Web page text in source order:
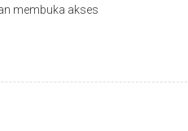
membuka akses